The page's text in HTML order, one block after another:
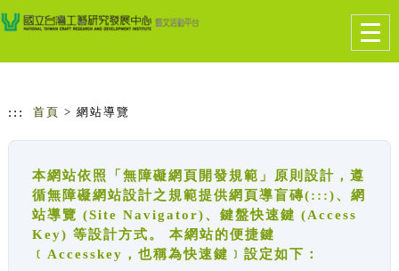
跳到主要內容
網站導覽
::: 首頁 > 網站導覽
本網站依照「無障礙網頁開發規範」原則設計，遵
循無障礙網站設計之規範提供網頁導盲磚(:::)、網
站導覽 (Site Navigator)、鍵盤快速鍵 (Access
Key) 等設計方式。 本網站的便捷鍵
﹝Accesskey，也稱為快速鍵﹞設定如下：